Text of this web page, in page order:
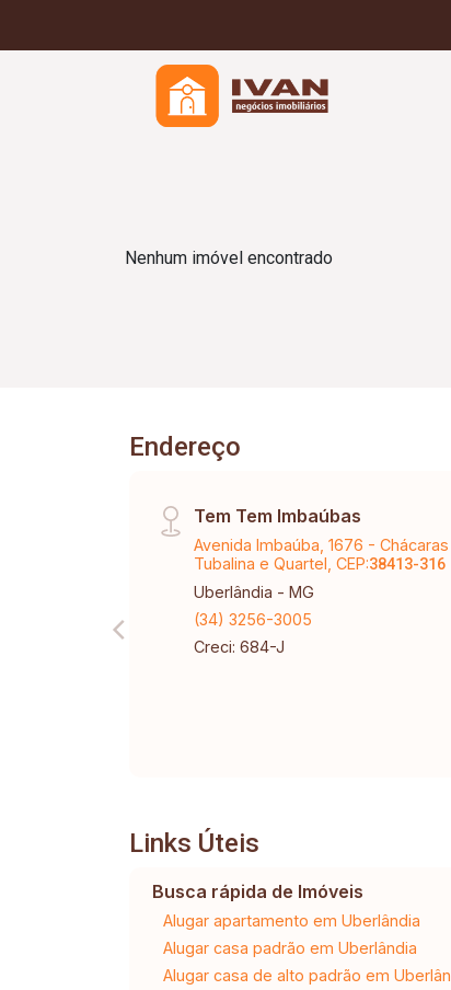
Nenhum imóvel encontrado
Endereço
Tem Tem Imbaúbas
Avenida Imbaúba, 1676 - Chácaras
Tubalina e Quartel, CEP:38413-316
Uberlândia - MG
(34) 3256-3005
Creci: 684-J
Links Úteis
Busca rápida de Imóveis
Alugar apartamento em Uberlândia
Alugar casa padrão em Uberlândia
Alugar casa de alto padrão em